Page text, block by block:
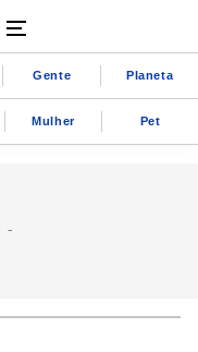
Gente Planeta
Mulher Pet